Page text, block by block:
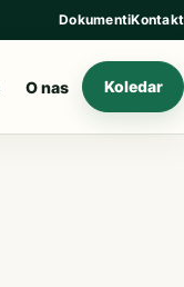
DokumentiKontakt
O nas Koledar